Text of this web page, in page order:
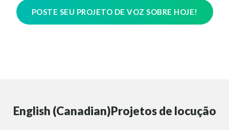
POSTE SEU PROJETO DE VOZ SOBRE HOJE!
English (Canadian)Projetos de locução